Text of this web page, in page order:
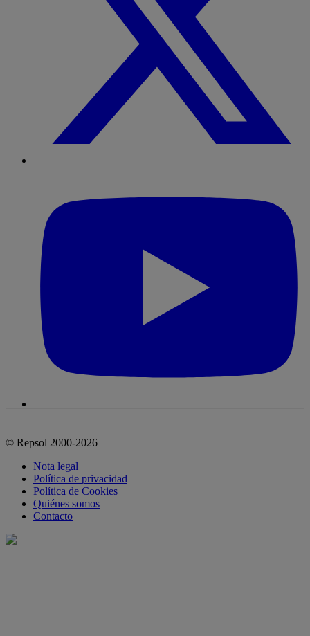
© Repsol 2000-2026
Nota legal
Política de privacidad
Política de Cookies
Quiénes somos
Contacto